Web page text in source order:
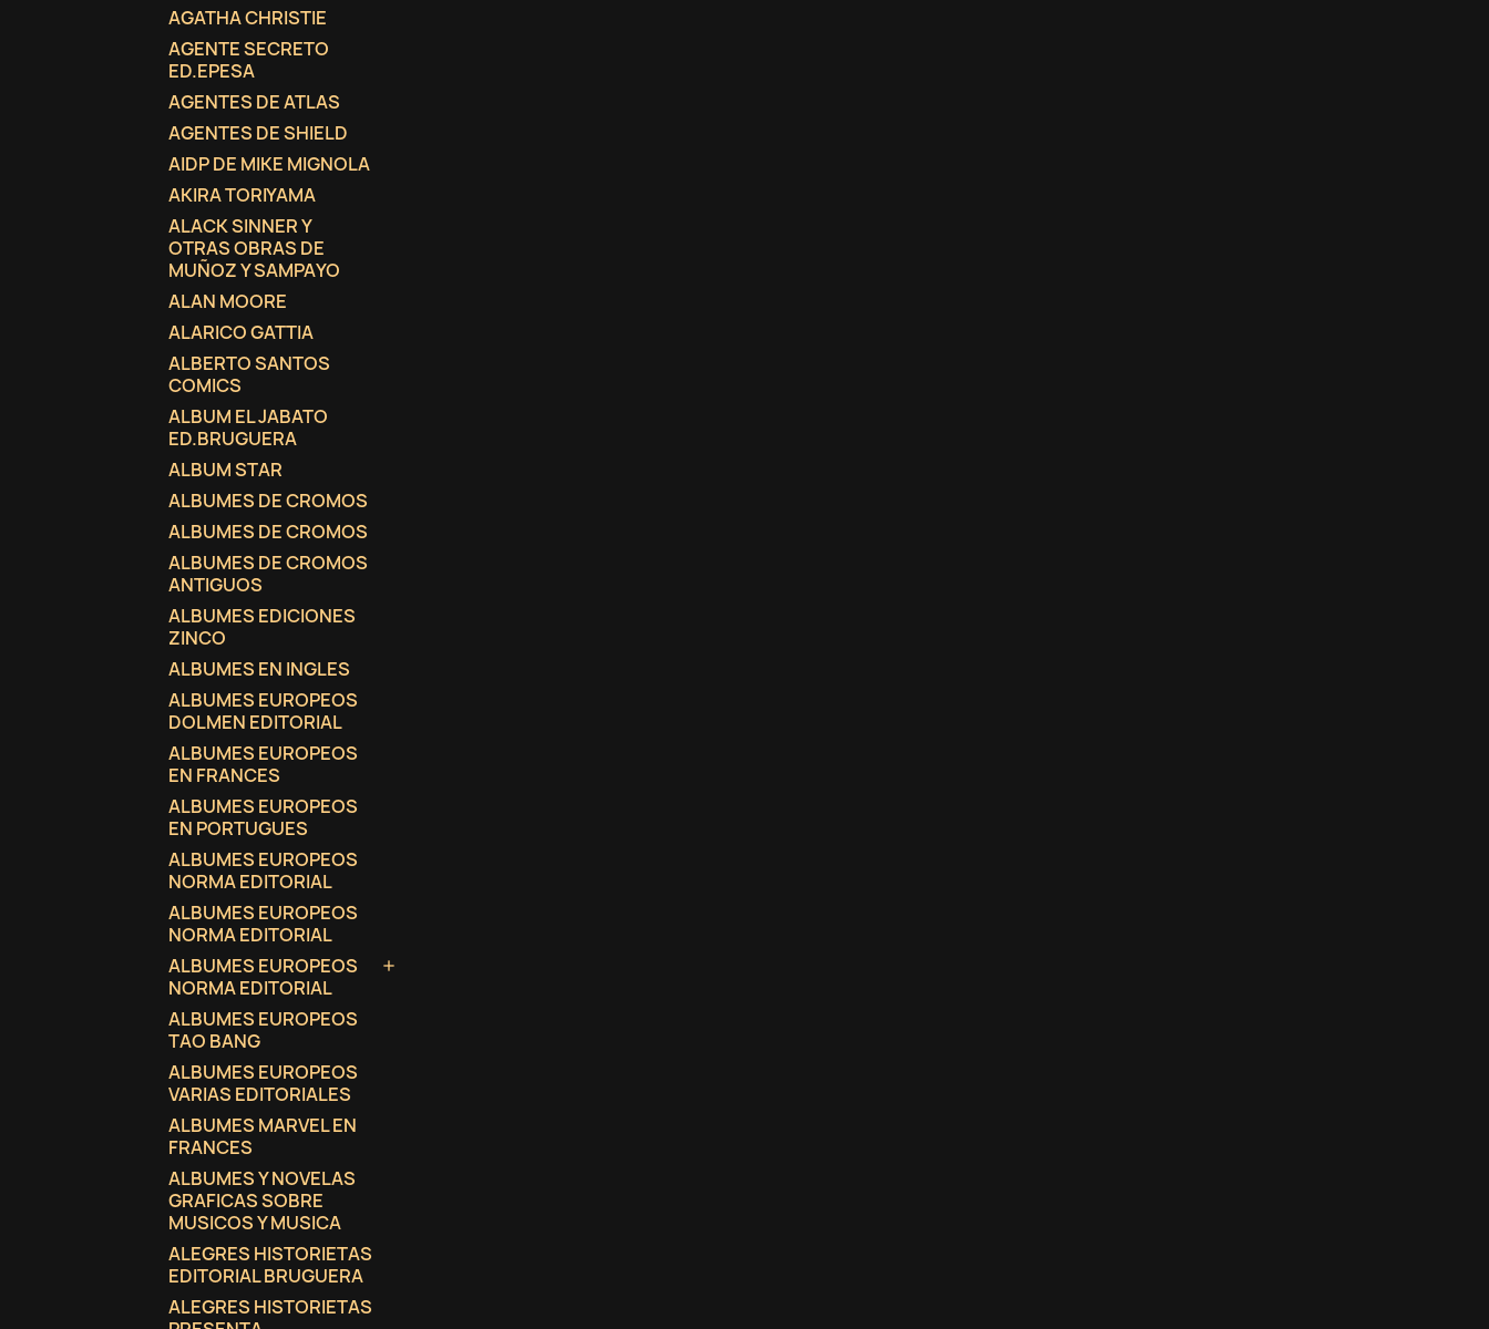
AGATHA CHRISTIE
AGENTE SECRETO
ED.EPESA
AGENTES DE ATLAS
AGENTES DE SHIELD
AIDP DE MIKE MIGNOLA
AKIRA TORIYAMA
ALACK SINNER Y
OTRAS OBRAS DE
MUÑOZ Y SAMPAYO
ALAN MOORE
ALARICO GATTIA
ALBERTO SANTOS
COMICS
ALBUM EL JABATO
ED.BRUGUERA
ALBUM STAR
ALBUMES DE CROMOS
ALBUMES DE CROMOS
ALBUMES DE CROMOS
ANTIGUOS
ALBUMES EDICIONES
ZINCO
ALBUMES EN INGLES
ALBUMES EUROPEOS
DOLMEN EDITORIAL
ALBUMES EUROPEOS
EN FRANCES
ALBUMES EUROPEOS
EN PORTUGUES
ALBUMES EUROPEOS
NORMA EDITORIAL
ALBUMES EUROPEOS
NORMA EDITORIAL
ALBUMES EUROPEOS
NORMA EDITORIAL

ALBUMES EUROPEOS
TAO BANG
ALBUMES EUROPEOS
VARIAS EDITORIALES
ALBUMES MARVEL EN
FRANCES
ALBUMES Y NOVELAS
GRAFICAS SOBRE
MUSICOS Y MUSICA
ALEGRES HISTORIETAS
EDITORIAL BRUGUERA
ALEGRES HISTORIETAS